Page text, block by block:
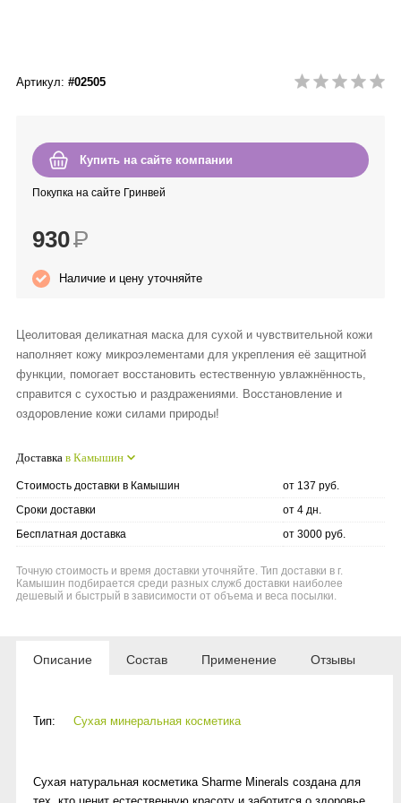
Enjoy Care
Артикул: #02505
Купить на сайте компании
Покупка на сайте Гринвей
930Р
Наличие и цену уточняйте
Цеолитовая деликатная маска для сухой и чувствительной кожи
наполняет кожу микроэлементами для укрепления её защитной
функции, помогает восстановить естественную увлажнённость,
справится с сухостью и раздражениями. Восстановление и
оздоровление кожи силами природы!
Доставка в Камышин
Стоимость доставки в Камышин
от 137 руб.
Сроки доставки
от 4 дн.
Бесплатная доставка
от 3000 руб.
Точную стоимость и время доставки уточняйте. Тип доставки в г.
Камышин подбирается среди разных служб доставки наиболее
дешевый и быстрый в зависимости от объема и веса посылки.
Описание Состав Применение Отзывы
Тип: Сухая минеральная косметика
Сухая натуральная косметика Sharme Minerals создана для